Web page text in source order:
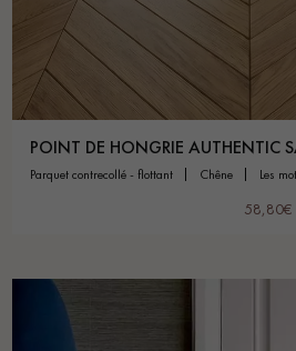
POINT DE HONGRIE AUTHENTIC
parquet contrecollé - flottant chêne les
58,80€